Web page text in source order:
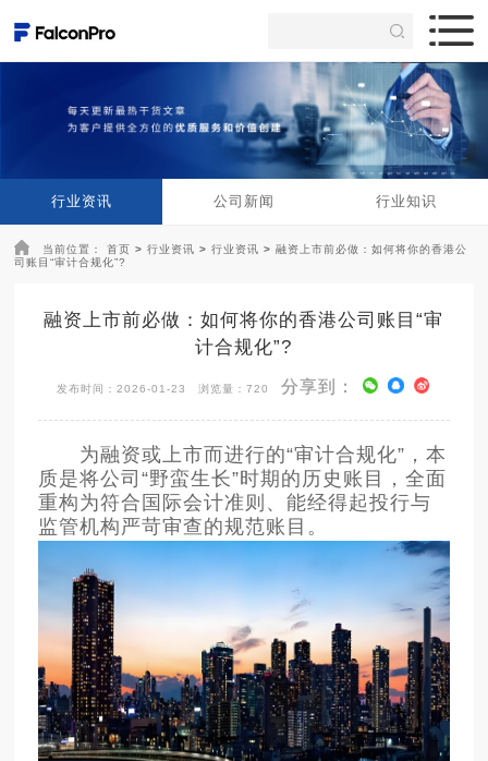
行业资讯 公司新闻 行业知识
当前位置： 首页 > 行业资讯 > 行业资讯 > 融资上市前必做：如何将你的香港公
司账目“审计合规化”?
融资上市前必做：如何将你的香港公司账目“审
计合规化”?
发布时间：2026-01-23 浏览量：720 分享到：
为融资或上市而进行的“审计合规化”，本
质是将公司“野蛮生长”时期的历史账目，全面
重构为符合国际会计准则、能经得起投行与
监管机构严苛审查的规范账目。